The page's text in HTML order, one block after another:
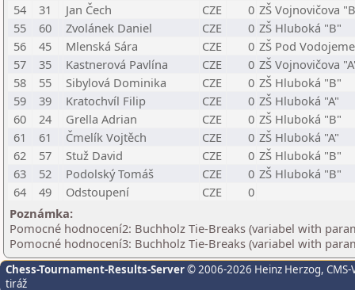
54
31 Jan Čech CZE 0 ZŠ Vojnovičova
55
60 Zvolánek Daniel CZE 0 ZŠ Hluboká "B"
56
45 Mlenská Sára CZE 0 ZŠ Pod
57
35 Kastnerová Pavlína CZE 0 ZŠ Vojnovičova
58
55 Sibylová Dominika CZE 0 ZŠ Hluboká "B"
59
39 Kratochvíl Filip CZE 0 ZŠ Hluboká "A"
60
24 Grella Adrian CZE 0 ZŠ Hluboká "B"
61
61 Čmelík Vojtěch CZE 0 ZŠ Hluboká "A"
62
57 Stuž David CZE 0 ZŠ Hluboká "B"
63
52 Podolský Tomáš CZE 0 ZŠ Hluboká "B"
64
49 Odstoupení CZE
0
Poznámka:
Pomocné hodnocení2: Buchholz Tie-Breaks (variabel with
Pomocné hodnocení3: Buchholz Tie-Breaks (variabel with
Chess-Tournament-Results-Server© 2006-2026 Heinz Herzog,
tiráž